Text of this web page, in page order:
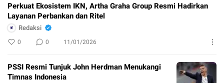
Perkuat Ekosistem IKN, Artha Graha Group Resmi Hadirkan
Layanan Perbankan dan Ritel
Redaksi
0 0 11/01/2026
PSSI Resmi Tunjuk John Herdman Menukangi
Timnas Indonesia